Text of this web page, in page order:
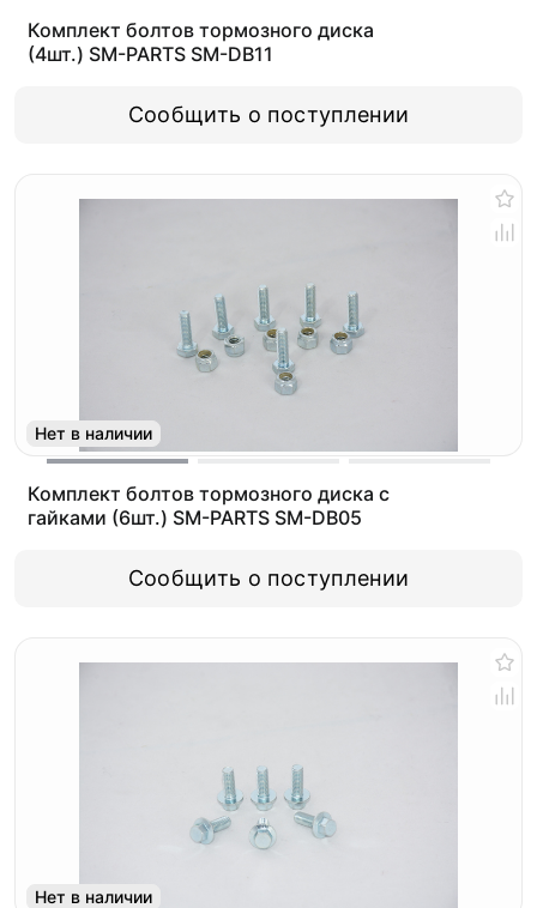
Комплект болтов тормозного диска
(4шт.) SM-PARTS SM-DB11
Сообщить о поступлении
Нет в наличии
Комплект болтов тормозного диска с
гайками (6шт.) SM-PARTS SM-DB05
Сообщить о поступлении
Нет в наличии